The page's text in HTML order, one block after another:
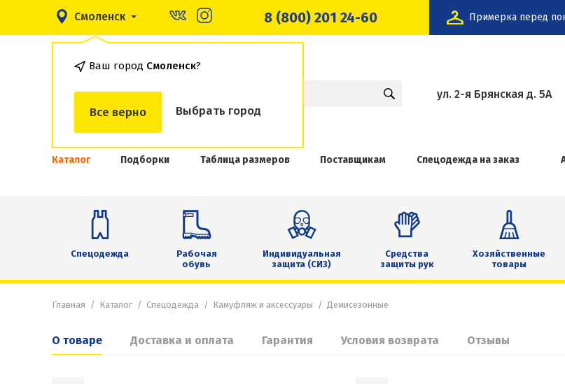
Смоленск
Ваш город Смоленск?
Все верно Выбрать город
8 (800) 201 24-60 Примерка перед
ул. 2-я Брянская д. 5А
Каталог Подборки Таблица размеров Поставщикам Спецодежда на заказ
Спецодежда
Рабочая
обувь
Индивидуальная
защита (СИЗ)
Средства
защиты рук
Хозяйственные
товары
Главная Каталог Спецодежда Камуфляж и аксессуары Демисезонные
О товаре Доставка и оплата Гарантия Условия возврата Отзывы